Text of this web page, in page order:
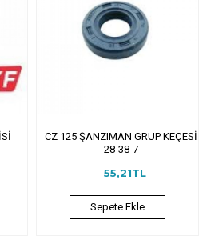
CZ 125 ŞANZIMAN GRUP KEÇESİ
28-38-7
55,21TL
Sepete Ekle